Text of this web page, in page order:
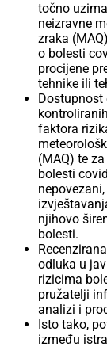
točno
neizravne
zraka
o bolesti
procijene
tehnike ili
faktora
(MAQ) te
bolesti
njihovo
bolesti.
odluka u
rizicima
pružatelji
analizi i
Isto tako,
između